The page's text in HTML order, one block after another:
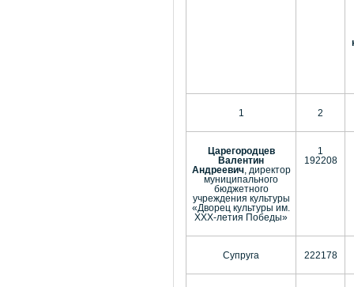
1 2
Царегородцев
Валентин
Андреевич, директор
муниципального
бюджетного
учреждения культуры
«Дворец культуры им.
ХХХ-летия Победы»
1
192208
Супруга 222178